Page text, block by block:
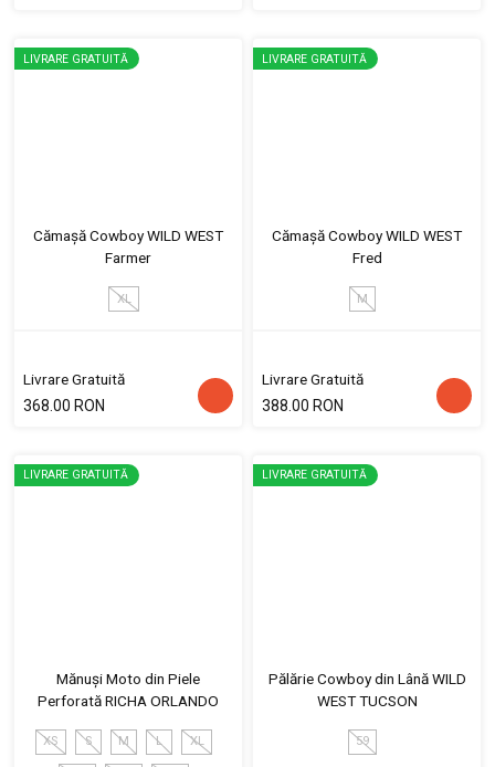
LIVRARE GRATUITĂ
Cămașă Cowboy WILD WEST
Farmer
XL
Livrare Gratuită
368.00 RON
LIVRARE GRATUITĂ
Cămașă Cowboy WILD WEST
Fred
M
Livrare Gratuită
388.00 RON
LIVRARE GRATUITĂ
Mănuși Moto din Piele
Perforată RICHA ORLANDO
XS S M L XL
LIVRARE GRATUITĂ
Pălărie Cowboy din Lână WILD
WEST TUCSON
59